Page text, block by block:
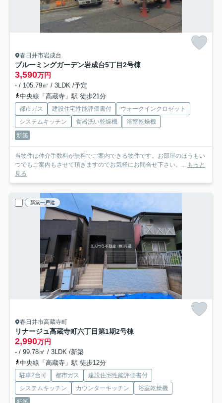
春日井市岩成台
ブルーミングガーデン岩成台5丁目2号棟
3,590万円
- / 105.79㎡ / 3LDK /予定
中央線「高蔵寺」駅 徒歩21分
都市ガス 建設住宅性能評価書付
ウォークインクロゼット
システムキッチン
食器洗い乾燥機
浴室乾燥機
新築
当物件は仲介手数料が無料でご案内できる物件です。お部屋のほうもい
つでもご案内もさせて頂きますのでお気軽にお問合せ下さい。... もっと
見る
新築一戸建
春日井市高蔵寺町
リナージュ高蔵寺町六丁目第1期2号棟
2,990万円
- / 99.78㎡ / 3LDK /新築
中央線「高蔵寺」駅 徒歩12分
駐車2台可 都市ガス
建設住宅性能評価書付
システムキッチン
カウンターキッチン
浴室乾燥機